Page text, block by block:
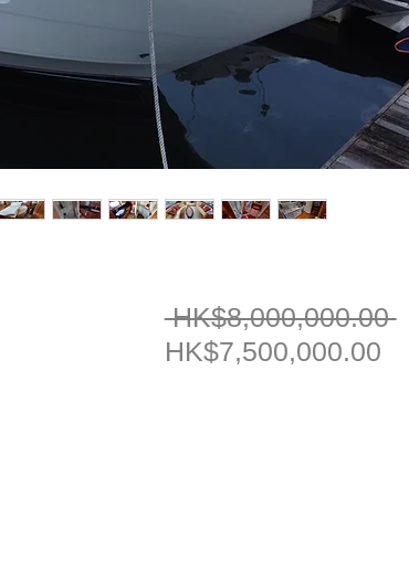
HK$8,000,000.00 一
HK$7,500,000.00促